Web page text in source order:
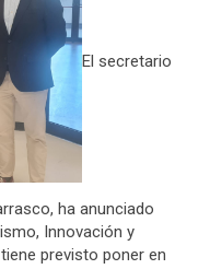
El secretario
ha anunciado
Innovación y
previsto poner en